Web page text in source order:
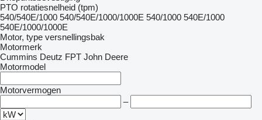
PTO rotatiesnelheid (tpm)
540/540E/1000 540/540E/1000/1000E 540/1000 540E/1000
540E/1000/1000E
Motor, type versnellingsbak
Motormerk
Cummins Deutz FPT John Deere
Motormodel
Motorvermogen
–